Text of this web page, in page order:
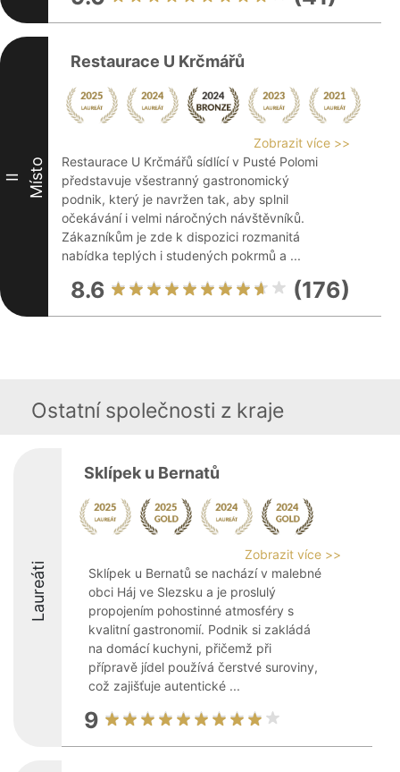
II Místo
Restaurace U Krčmářů
Zobrazit více >>
Restaurace U Krčmářů sídlící v Pusté Polomi
představuje všestranný gastronomický
podnik, který je navržen tak, aby splnil
očekávání i velmi náročných návštěvníků.
Zákazníkům je zde k dispozici rozmanitá
nabídka teplých i studených pokrmů a ...
8.6 (176)
Ostatní společnosti z kraje
Laureáti
Sklípek u Bernatů
Zobrazit více >>
Sklípek u Bernatů se nachází v malebné
obci Háj ve Slezsku a je proslulý
propojením pohostinné atmosféry s
kvalitní gastronomií. Podnik si zakládá
na domácí kuchyni, přičemž při
přípravě jídel používá čerstvé suroviny,
což zajišťuje autentické ...
9